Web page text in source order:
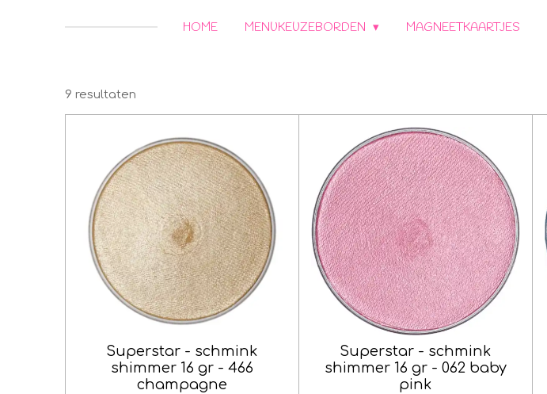
HOME MENUKEUZEBORDEN MAGNEETKAARTJES
9 resultaten
Superstar - schmink
shimmer 16 gr - 466
champagne
Superstar - schmink
shimmer 16 gr - 062 baby
pink